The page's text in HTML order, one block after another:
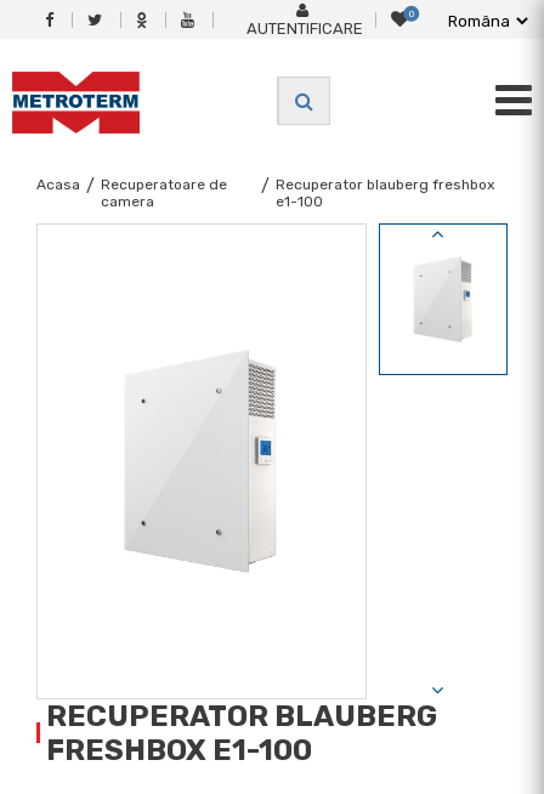
AUTENTIFICARE
0
Acasa / Recuperatoare de
camera
/ Recuperator blauberg freshbox
e1-100
RECUPERATOR BLAUBERG
FRESHBOX E1-100